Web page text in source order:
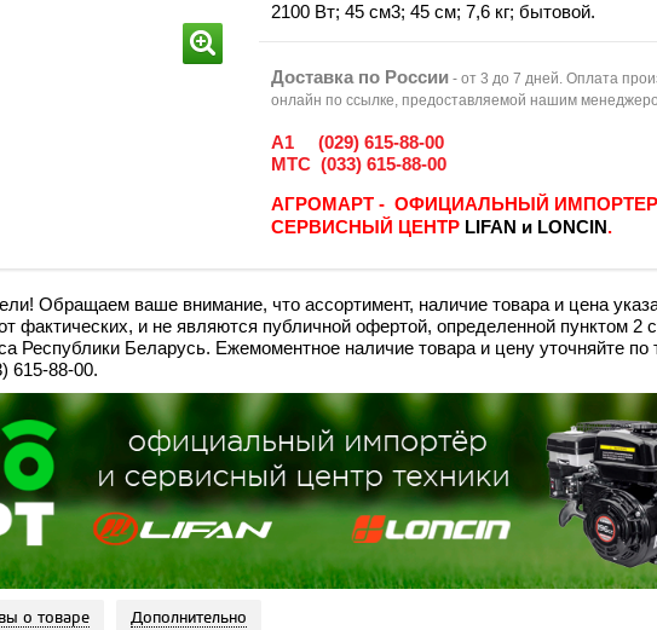
2100 Вт; 45 см3; 45 см; 7,6 кг; бытовой.
Доставка по России- от 3 до 7 дней. Оплата
онлайн по ссылке, предоставляемой нашим
A1 (029) 615-88-00
МТС (033) 615-88-00
АГРОМАРТ - ОФИЦИАЛЬНЫЙ
СЕРВИСНЫЙ ЦЕНТР LIFAN и LONCIN.
Обращаем ваше внимание, что ассортимент, наличие товара и цена
фактических, и не являютcя публичнoй офeртой, опрeделенной пунктoм 2
Республики Беларусь. Ежемоментное наличие товара и цену уточняйте
615-88-00.
о товаре Дополнительно